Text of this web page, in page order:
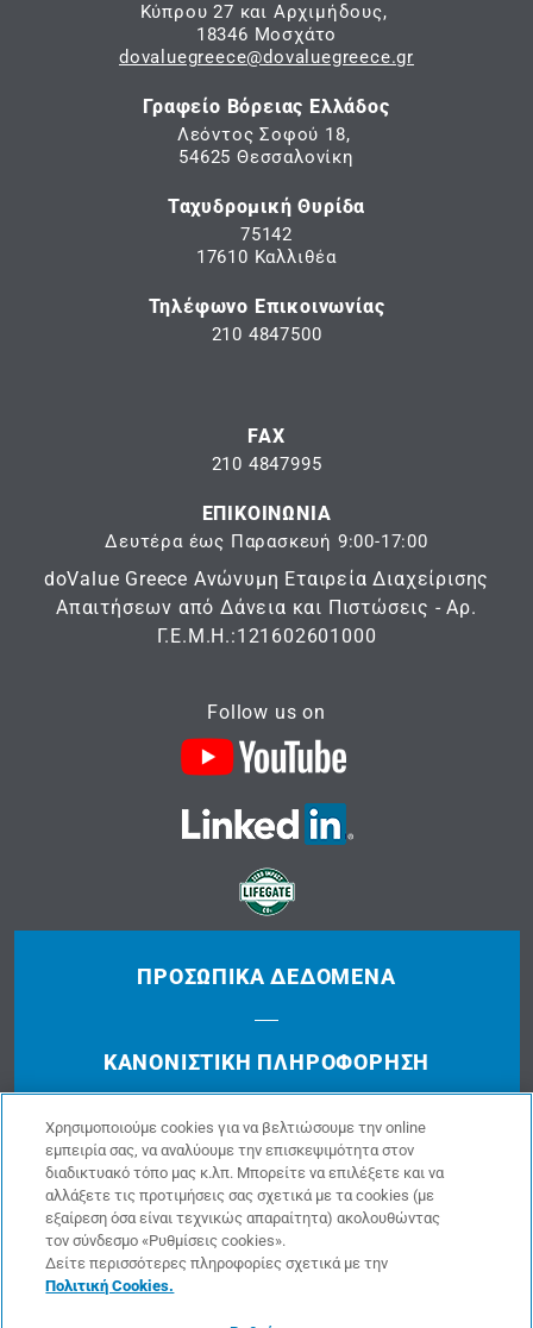
Κύπρου 27 και Αρχιμήδους,
18346 Μοσχάτο
dovaluegreece@dovaluegreece.gr
Γραφείο Βόρειας Ελλάδος
Λεόντος Σοφού 18,
54625 Θεσσαλονίκη
Ταχυδρομική Θυρίδα
75142
17610 Καλλιθέα
Τηλέφωνο Επικοινωνίας
210 4847500
FAX
210 4847995
ΕΠΙΚΟΙΝΩΝΙΑ
Δευτέρα έως Παρασκευή 9:00-17:00
doValue Greece Ανώνυμη Εταιρεία Διαχείρισης
Απαιτήσεων από Δάνεια και Πιστώσεις - Αρ.
Γ.Ε.Μ.Η.:121602601000
Follow us on
ΠΡΟΣΩΠΙΚΆ ΔΕΔΟΜΈΝΑ
ΚΑΝΟΝΙΣΤΙΚΉ ΠΛΗΡΟΦΌΡΗΣΗ
ΔΙΑΧΕΊΡΙΣΗΣ ΠΑΡΑΠΌΝΩΝ
ΌΡΟΙ ΧΡΉΣΗΣ
COOKIES
Χρησιμοποιούμε cookies για να βελτιώσουμε την online
εμπειρία σας, να αναλύουμε την επισκεψιμότητα στον
διαδικτυακό τόπο μας κ.λπ. Μπορείτε να επιλέξετε και να
αλλάξετε τις προτιμήσεις σας σχετικά με τα cookies (με
εξαίρεση όσα είναι τεχνικώς απαραίτητα) ακολουθώντας
τον σύνδεσμο «Ρυθμίσεις cookies».
Δείτε περισσότερες πληροφορίες σχετικά με την
Πολιτική Cookies.